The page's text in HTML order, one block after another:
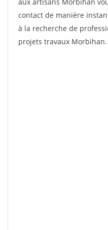
contact de manière
à la recherche de
projets travaux Morbihan.